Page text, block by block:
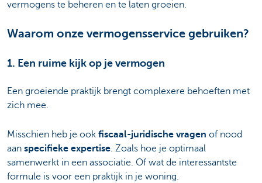
vermogens te beheren en te laten groeien.
Waarom onze vermogensservice gebruiken?
1. Een ruime kijk op je vermogen
Een groeiende praktijk brengt complexere behoeften met
zich mee.
Misschien heb je ook fiscaal-juridische vragen of nood
aan specifieke expertise. Zoals hoe je optimaal
samenwerkt in een associatie. Of wat de interessantste
formule is voor een praktijk in je woning.